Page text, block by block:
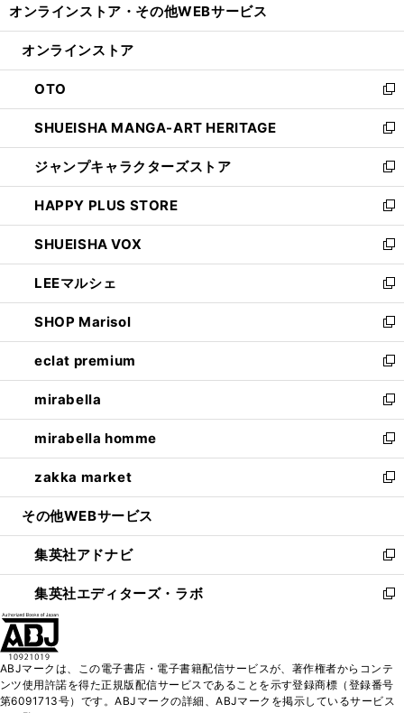
開
ン
ウ
で
開
く
ウ
ン
ド
ウ
で
開
く
オンラインストア・ その他WEBサービス
オンラインストア
OTO
新
し
い
ウ
ィ
ン
ド
ウ
で
開
く
SHUEISHA MANGA-ART HERITAGE
新
し
い
ウ
ィ
ン
ド
ウ
で
開
く
ジャンプキャラクターズストア
新
し
い
ウ
ィ
ン
ド
ウ
で
開
く
HAPPY PLUS STORE
新
し
い
ウ
ィ
ン
ド
ウ
で
開
く
SHUEISHA VOX
新
し
い
ウ
ィ
ン
ド
ウ
で
開
く
LEEマルシェ
新
し
い
ウ
ィ
ン
ド
ウ
で
開
く
SHOP Marisol
新
し
い
ウ
ィ
ン
ド
ウ
で
開
eclat premium
新
し
い
ウ
ィ
ン
ド
ウ
開
く
mirabella
新
し
い
ウ
ィ
ン
ウ
で
開
く
mirabella homme
新
し
い
ウ
ン
ド
ウ
で
zakka market
新
し
ウ
ィ
ン
ド
く
その他WEBサービス
集英社アドナビ
新
し
い
ド
ウ
集英社エディターズ・ラボ
新
ィ
ン
ABJマークは、この電子書店・電子書籍配信サービスが、著作権者からコンテ
ンツ使用許諾を得た正規版配信サービスであることを示す登録商標（登録番号
第6091713号）です。ABJマークの詳細、ABJマークを掲示しているサービス